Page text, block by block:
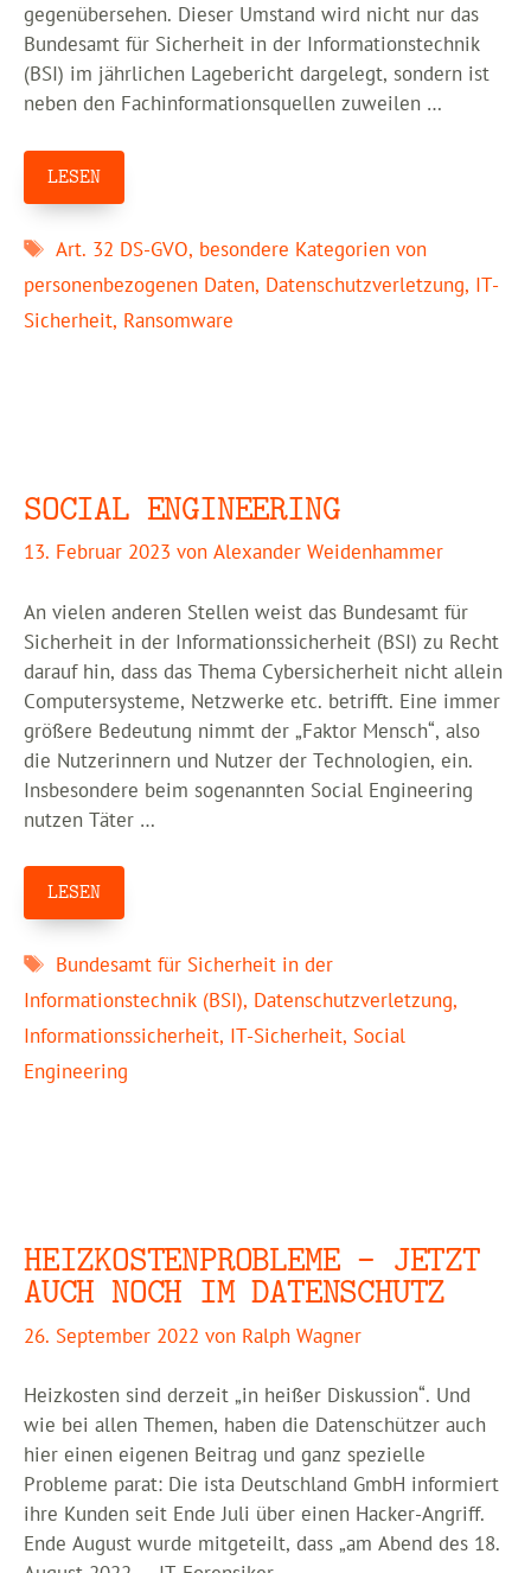
gegenübersehen. Dieser Umstand wird nicht nur das
Bundesamt für Sicherheit in der Informationstechnik
(BSI) im jährlichen Lagebericht dargelegt, sondern ist
neben den Fachinformationsquellen zuweilen …
LESEN
Schlagwörter
Art. 32 DS-GVO, besondere Kategorien von
personenbezogenen Daten, Datenschutzverletzung, IT-
Sicherheit, Ransomware
SOCIAL ENGINEERING
13. Februar 2023 von Alexander Weidenhammer
An vielen anderen Stellen weist das Bundesamt für
Sicherheit in der Informationssicherheit (BSI) zu Recht
darauf hin, dass das Thema Cybersicherheit nicht allein
Computersysteme, Netzwerke etc. betrifft. Eine immer
größere Bedeutung nimmt der „Faktor Mensch“, also
die Nutzerinnern und Nutzer der Technologien, ein.
Insbesondere beim sogenannten Social Engineering
nutzen Täter …
LESEN
Schlagwörter
Bundesamt für Sicherheit in der
Informationstechnik (BSI), Datenschutzverletzung,
Informationssicherheit, IT-Sicherheit, Social
Engineering
HEIZKOSTENPROBLEME – JETZT
AUCH NOCH IM DATENSCHUTZ
26. September 2022 von Ralph Wagner
Heizkosten sind derzeit „in heißer Diskussion“. Und
wie bei allen Themen, haben die Datenschützer auch
hier einen eigenen Beitrag und ganz spezielle
Probleme parat: Die ista Deutschland GmbH informiert
ihre Kunden seit Ende Juli über einen Hacker-Angriff.
Ende August wurde mitgeteilt, dass „am Abend des 18.